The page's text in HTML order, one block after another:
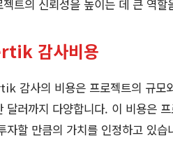
젝트의 신뢰성을 높이는 데 큰 역할
감사비용
감사의 비용은 프로젝트의 규모
달러까지 다양합니다. 이 비용은
자할 만큼의 가치를 인정하고 있습